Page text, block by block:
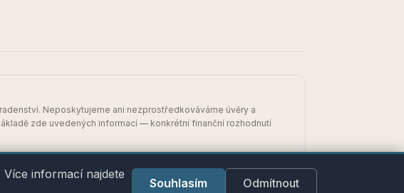
Neposkytujeme ani nezprostředkováváme úvěry a
zde uvedených informací — konkrétní finanční rozhodnutí
informací najdete
Souhlasím Odmítnout